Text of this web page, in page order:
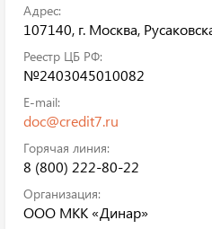
Адрес:
107140, г. Москва,
Реестр ЦБ РФ:
№2403045010082
E-mail:
doc@credit7.ru
Горячая линия:
8 (800) 222-80-22
Организация:
ООО МКК «Динар»